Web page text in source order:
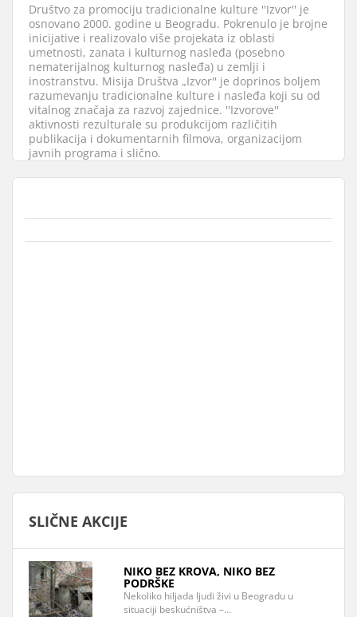
Društvo za promociju tradicionalne kulture ''Izvor'' je
osnovano 2000. godine u Beogradu. Pokrenulo je brojne
inicijative i realizovalo više projekata iz oblasti
umetnosti, zanata i kulturnog nasleđa (posebno
nematerijalnog kulturnog nasleđa) u zemlji i
inostranstvu. Misija Društva „Izvor'' je doprinos boljem
razumevanju tradicionalne kulture i nasleđa koji su od
vitalnog značaja za razvoj zajednice. ''Izvorove''
aktivnosti rezulturale su produkcijom različitih
publikacija i dokumentarnih filmova, organizacijom
javnih programa i slično.
SLIČNE AKCIJE
NIKO BEZ KROVA, NIKO BEZ
PODRŠKE
Nekoliko hiljada ljudi živi u Beogradu u
situaciji beskućništva –…